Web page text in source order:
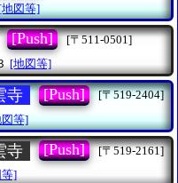
図等]
[Push]
[〒511-0501]
[地図等]
寺 [Push]
[〒519-2404]
等]
寺 [Push]
[〒519-2161]
]